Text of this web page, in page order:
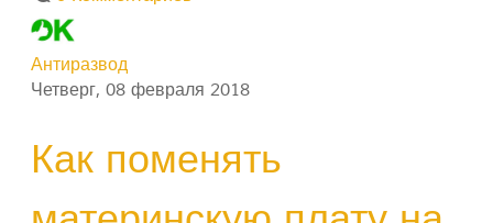
Антиразвод
Четверг, 08 февраля 2018
Как поменять